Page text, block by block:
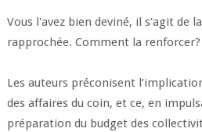
Vous l'avez bien deviné, il s'agit de
rapprochée. Comment la renforcer?
Les auteurs préconisent
des affaires du coin, et ce, en
préparation du budget des